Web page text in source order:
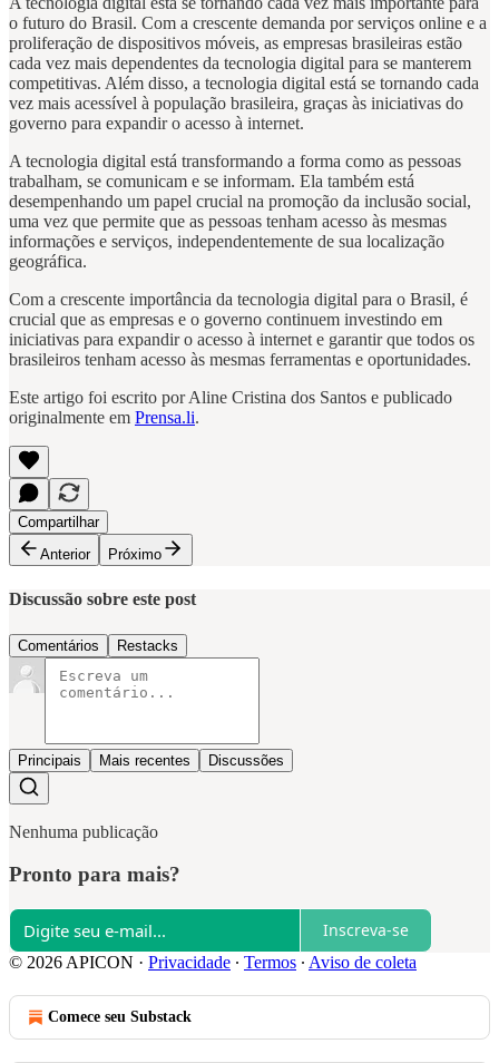
o futuro do Brasil. Com a crescente demanda por serviços online e a
proliferação de dispositivos móveis, as empresas brasileiras estão
cada vez mais dependentes da tecnologia digital para se manterem
competitivas. Além disso, a tecnologia digital está se tornando cada
vez mais acessível à população brasileira, graças às iniciativas do
governo para expandir o acesso à internet.
A tecnologia digital está transformando a forma como as pessoas
trabalham, se comunicam e se informam. Ela também está
desempenhando um papel crucial na promoção da inclusão social,
uma vez que permite que as pessoas tenham acesso às mesmas
informações e serviços, independentemente de sua localização
geográfica.
Com a crescente importância da tecnologia digital para o Brasil, é
crucial que as empresas e o governo continuem investindo em
iniciativas para expandir o acesso à internet e garantir que todos os
brasileiros tenham acesso às mesmas ferramentas e oportunidades.
Este artigo foi escrito por Aline Cristina dos Santos e publicado
originalmente em Prensa.li.
Compartilhar
Anterior
Próximo
Discussão sobre este post
Comentários Restacks
Principais Mais recentes Discussões
Nenhuma publicação
Pronto para mais?
Inscreva-se
© 2026 APICON · Privacidade ∙ Termos ∙ Aviso de coleta
Comece seu Substack